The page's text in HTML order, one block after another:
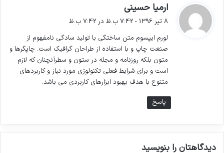
سطرآنچنان که لازم است و برای شرایط فعلی
تکنولوژی مورد نیاز و کاربردهای متنوع با هدف بهبود
ابزارهای کاربردی می باشد.
ارمیا حسینی
ف
:
8 تیر 1396 - 7:42 ب.ظ در 7:42 ب.ظ
لورم ایپسوم متن ساختگی با تولید سادگی نامفهوم از
صنعت چاپ و با استفاده از طراحان گرافیک است. چاپگرها و
متون بلکه روزنامه و مجله در ستون و سطرآنچنان که لازم
است و برای شرایط فعلی تکنولوژی مورد نیاز و کاربردهای
متنوع با هدف بهبود ابزارهای کاربردی می باشد.
پاسخ
دیدگاهتان را بنویسید